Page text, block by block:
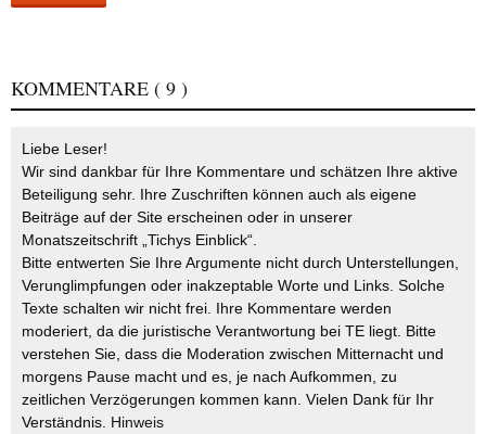
KOMMENTARE ( 9 )
Liebe Leser!
Wir sind dankbar für Ihre Kommentare und schätzen Ihre aktive
Beteiligung sehr. Ihre Zuschriften können auch als eigene
Beiträge auf der Site erscheinen oder in unserer
Monatszeitschrift „Tichys Einblick“.
Bitte entwerten Sie Ihre Argumente nicht durch Unterstellungen,
Verunglimpfungen oder inakzeptable Worte und Links. Solche
Texte schalten wir nicht frei. Ihre Kommentare werden
moderiert, da die juristische Verantwortung bei TE liegt. Bitte
verstehen Sie, dass die Moderation zwischen Mitternacht und
morgens Pause macht und es, je nach Aufkommen, zu
zeitlichen Verzögerungen kommen kann. Vielen Dank für Ihr
Verständnis. Hinweis